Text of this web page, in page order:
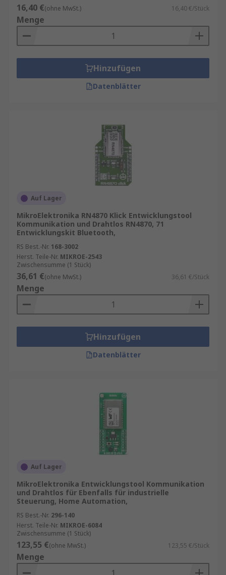
16,40 €(ohne MwSt.) 16,40 €/Stück
Menge
Hinzufügen
Datenblätter
Auf Lager
MikroElektronika RN4870 Klick Entwicklungstool
Kommunikation und Drahtlos RN4870, 71
Entwicklungskit Bluetooth,
RS Best.-Nr. 168-3002
Herst. Teile-Nr. MIKROE-2543
Zwischensumme (1 Stück)
36,61 €(ohne MwSt.) 36,61 €/Stück
Menge
Hinzufügen
Datenblätter
Auf Lager
MikroElektronika Entwicklungstool Kommunikation
und Drahtlos für Ebenfalls für industrielle
Steuerung, Home Automation,
RS Best.-Nr. 296-140
Herst. Teile-Nr. MIKROE-6084
Zwischensumme (1 Stück)
123,55 €(ohne MwSt.) 123,55 €/Stück
Menge